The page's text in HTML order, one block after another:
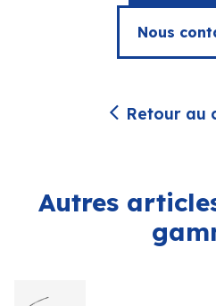
Nous
Retour au
Autres